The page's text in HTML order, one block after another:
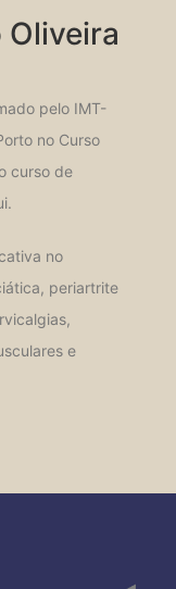
Oliveira
pelo IMT-
no Curso
curso de
no
periartrite
e